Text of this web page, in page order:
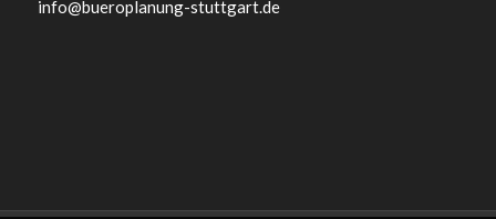
info@bueroplanung-stuttgart.de